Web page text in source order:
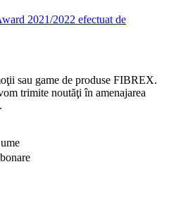
2021/2022 efectuat de
sau game de produse FIBREX.
trimite noutăţi în amenajarea